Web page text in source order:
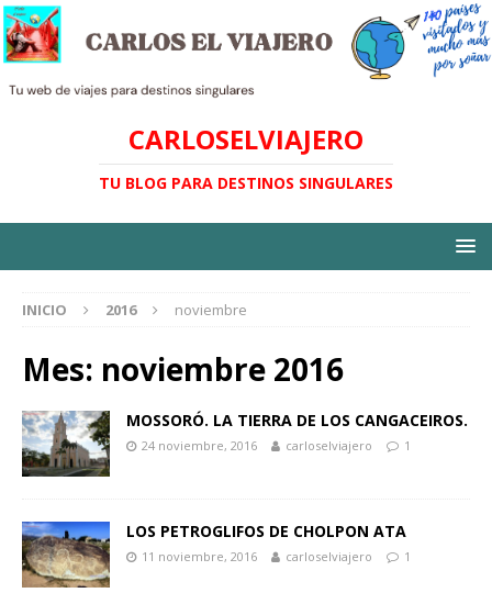
CARLOSELVIAJERO
TU BLOG PARA DESTINOS SINGULARES
INICIO 2016 noviembre
Mes: noviembre 2016
MOSSORÓ. LA TIERRA DE LOS CANGACEIROS.
24 noviembre, 2016 carloselviajero 1
LOS PETROGLIFOS DE CHOLPON ATA
11 noviembre, 2016 carloselviajero 1